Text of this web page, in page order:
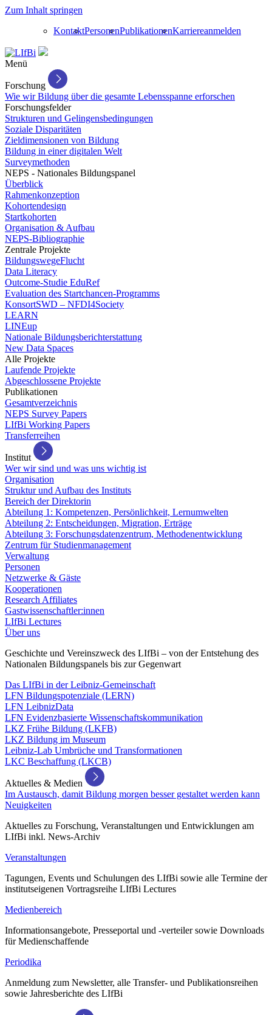
Zum Inhalt springen
KontaktPersonenPublikationenKarriereanmelden
Menü
Forschung
Wie wir Bildung über die gesamte Lebensspanne erforschen
Forschungsfelder
Strukturen und Gelingensbedingungen
Soziale Disparitäten
Zieldimensionen von Bildung
Bildung in einer digitalen Welt
Surveymethoden
NEPS - Nationales Bildungspanel
Überblick
Rahmenkonzeption
Kohortendesign
Startkohorten
Organisation & Aufbau
NEPS-Bibliographie
Zentrale Projekte
BildungswegeFlucht
Data Literacy
Outcome-Studie EduRef
Evaluation des Startchancen-Programms
KonsortSWD – NFDI4Society
LEARN
LINEup
Nationale Bildungsberichterstattung
New Data Spaces
Alle Projekte
Laufende Projekte
Abgeschlossene Projekte
Publikationen
Gesamtverzeichnis
NEPS Survey Papers
LIfBi Working Papers
Transferreihen
Institut
Wer wir sind und was uns wichtig ist
Organisation
Struktur und Aufbau des Instituts
Bereich der Direktorin
Abteilung 1: Kompetenzen, Persönlichkeit, Lernumwelten
Abteilung 2: Entscheidungen, Migration, Erträge
Abteilung 3: Forschungsdatenzentrum, Methodenentwicklung
Zentrum für Studienmanagement
Verwaltung
Personen
Netzwerke & Gäste
Kooperationen
Research Affiliates
Gastwissenschaftler:innen
LIfBi Lectures
Über uns
Geschichte und Vereinszweck des LIfBi – von der Entstehung des
Nationalen Bildungspanels bis zur Gegenwart
Das LIfBi in der Leibniz-Gemeinschaft
LFN Bildungspotenziale (LERN)
LFN LeibnizData
LFN Evidenzbasierte Wissenschaftskommunikation
LKZ Frühe Bildung (LKFB)
LKZ Bildung im Museum
Leibniz-Lab Umbrüche und Transformationen
LKC Beschaffung (LKCB)
Aktuelles & Medien
Im Austausch, damit Bildung morgen besser gestaltet werden kann
Neuigkeiten
Aktuelles zu Forschung, Veranstaltungen und Entwicklungen am
LIfBi inkl. News-Archiv
Veranstaltungen
Tagungen, Events und Schulungen des LIfBi sowie alle Termine der
institutseigenen Vortragsreihe LIfBi Lectures
Medienbereich
Informationsangebote, Presseportal und -verteiler sowie Downloads
für Medienschaffende
Periodika
Anmeldung zum Newsletter, alle Transfer- und Publikationsreihen
sowie Jahresberichte des LIfBi